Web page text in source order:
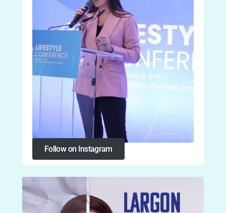
Follow on Instagram
Follow on Instagram